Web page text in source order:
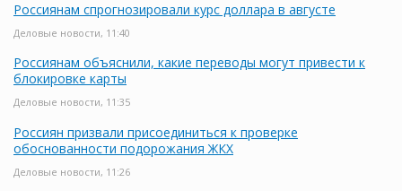
Россиянам спрогнозировали курс доллара в августе
Деловые новости, 11:40
Россиянам объяснили, какие переводы могут привести к
блокировке карты
Деловые новости, 11:35
Россиян призвали присоединиться к проверке
обоснованности подорожания ЖКХ
Деловые новости, 11:26